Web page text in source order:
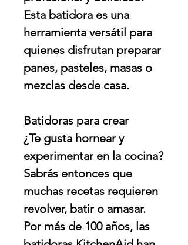
Esta batidora es una
herramienta versátil para
quienes disfrutan preparar
panes, pasteles, masas o
mezclas desde casa.
Batidoras para crear
¿Te gusta hornear y
experimentar en la cocina?
Sabrás entonces que
muchas recetas requieren
revolver, batir o amasar.
Por más de 100 años, las